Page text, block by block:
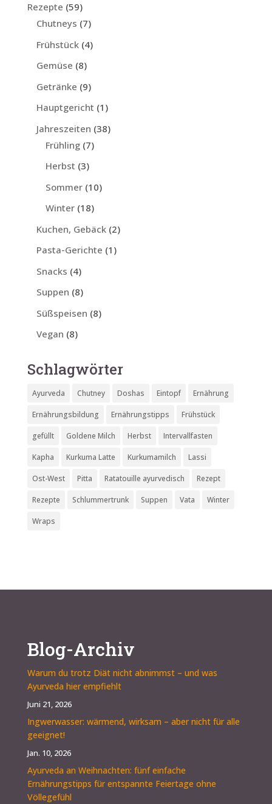
Rezepte (59)
Chutneys (7)
Frühstück(4)
Gemüse (8)
Getränke (9)
Hauptgericht (1)
Jahreszeiten (38)
Frühling(7)
Herbst (3)
Sommer(10)
Winter(18)
Kuchen, Gebäck(2)
Pasta-Gerichte (1)
Snacks (4)
Suppen (8)
Süßspeisen (8)
Vegan (8)
Schlagwörter
Ayurveda Chutney Doshas Eintopf Ernährung
Ernährungsbildung Ernährungstipps Frühstück
gefüllt Goldene Milch Herbst Intervallfasten
Kapha Kurkuma Latte Kurkumamilch Lassi
Ost-West Pitta Ratatouille ayurvedisch Rezept
Rezepte Schlummertrunk Suppen Vata Winter
Wraps
Blog-Archiv
Warum du trotz Diät nicht abnimmst – und was
Ayurveda hier empfiehlt
Juni 21, 2026
Ingwerwasser: wärmend, wirksam – aber nicht für alle
geeignet!
Jan. 10, 2026
Ayurveda an Weihnachten: fünf einfache
Ernährungstipps für entspannte Feiertage ohne
Völlegefühl